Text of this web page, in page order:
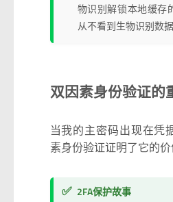
物识别解锁本地缓存
从不看到生物识别数
双因素身份验证的
当我的主密码出现在凭
素身份验证证明了它的价
✅ 2FA保护故事